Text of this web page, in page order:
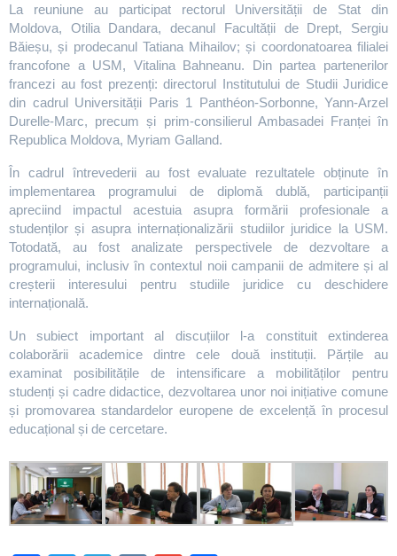
La reuniune au participat rectorul Universității de Stat din
Moldova, Otilia Dandara, decanul Facultății de Drept, Sergiu
Băieșu, și prodecanul Tatiana Mihailov; și coordonatoarea filialei
francofone a USM, Vitalina Bahneanu. Din partea partenerilor
francezi au fost prezenți: directorul Institutului de Studii Juridice
din cadrul Universității Paris 1 Panthéon-Sorbonne, Yann-Arzel
Durelle-Marc, precum și prim-consilierul Ambasadei Franței în
Republica Moldova, Myriam Galland.
În cadrul întrevederii au fost evaluate rezultatele obținute în
implementarea programului de diplomă dublă, participanții
apreciind impactul acestuia asupra formării profesionale a
studenților și asupra internaționalizării studiilor juridice la USM.
Totodată, au fost analizate perspectivele de dezvoltare a
programului, inclusiv în contextul noii campanii de admitere și al
creșterii interesului pentru studiile juridice cu deschidere
internațională.
Un subiect important al discuțiilor l-a constituit extinderea
colaborării academice dintre cele două instituții. Părțile au
examinat posibilitățile de intensificare a mobilităților pentru
studenți și cadre didactice, dezvoltarea unor noi inițiative comune
și promovarea standardelor europene de excelență în procesul
educațional și de cercetare.